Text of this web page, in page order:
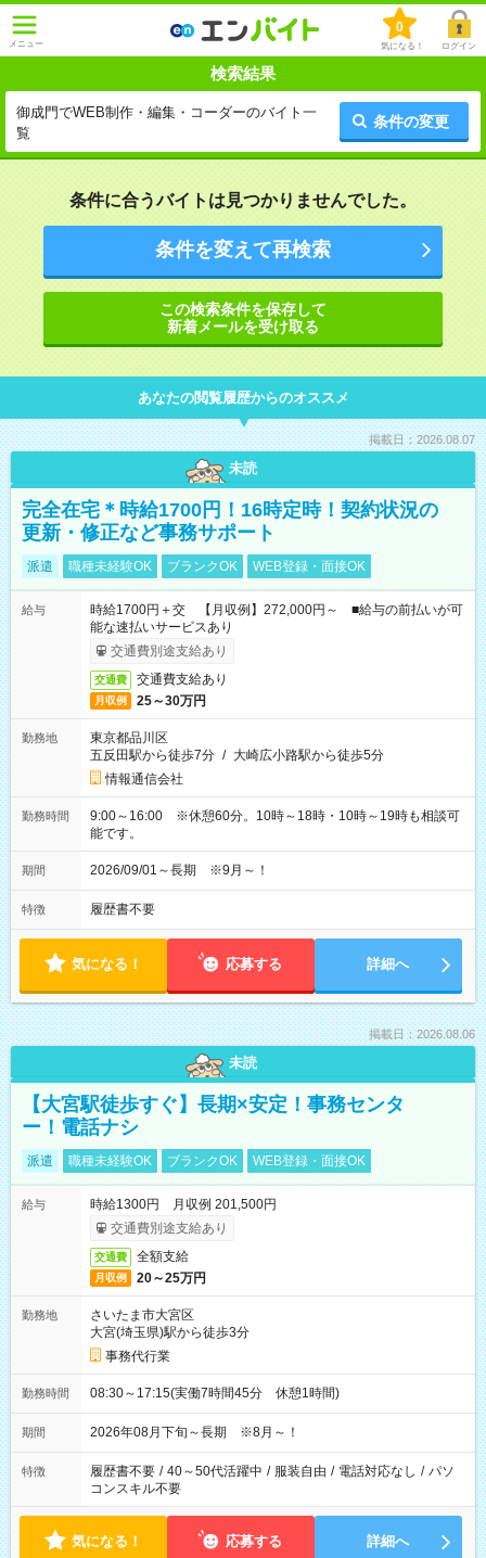
メニュー
0
気になる！ ログイン
検索結果
御成門でWEB制作・編集・コーダーのバイト一
覧
条件の変更
条件に合うバイトは見つかりませんでした。
条件を変えて再検索
この検索条件を保存して
新着メールを受け取る
あなたの閲覧履歴からのオススメ
掲載日：2026.08.07
未読
完全在宅＊時給1700円！16時定時！契約状況の
更新・修正など事務サポート
派遣 職種未経験OK ブランクOK WEB登録・面接OK
給与
時給1700円＋交 【月収例】272,000円～ ■給与の前払いが可
能な速払いサービスあり
交通費別途支給あり
交通費 交通費支給あり
月収例 25～30万円
勤務地
東京都品川区
五反田駅から徒歩7分 / 大崎広小路駅から徒歩5分
情報通信会社
勤務時間
9:00～16:00 ※休憩60分。10時～18時・10時～19時も相談可
能です。
期間 2026/09/01～長期 ※9月～！
特徴 履歴書不要
気になる！ 応募する 詳細へ
掲載日：2026.08.06
未読
【大宮駅徒歩すぐ】長期×安定！事務センタ
ー！電話ナシ
派遣 職種未経験OK ブランクOK WEB登録・面接OK
給与
時給1300円 月収例 201,500円
交通費別途支給あり
交通費 全額支給
月収例 20～25万円
勤務地
さいたま市大宮区
大宮(埼玉県)駅から徒歩3分
事務代行業
勤務時間 08:30～17:15(実働7時間45分 休憩1時間)
期間 2026年08月下旬～長期 ※8月～！
特徴 履歴書不要 / 40～50代活躍中 / 服装自由 / 電話対応なし / パソ
コンスキル不要
気になる！ 応募する 詳細へ